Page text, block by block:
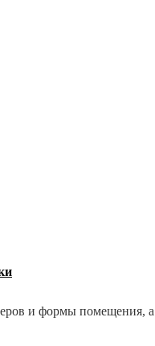
и формы